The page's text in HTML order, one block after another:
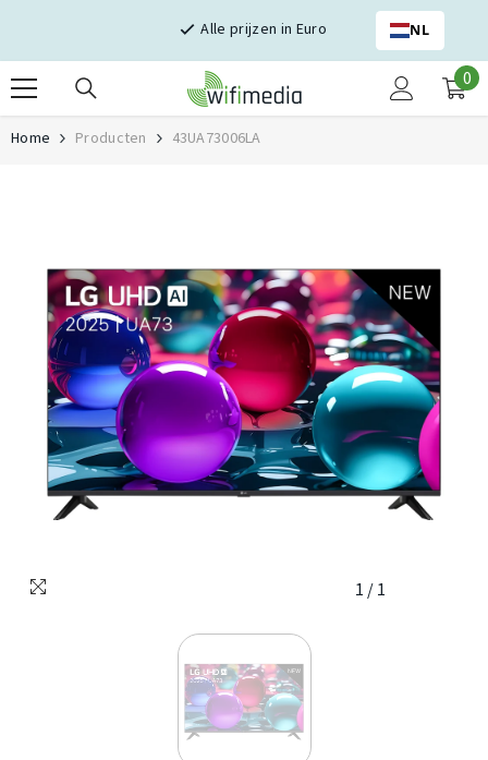
Alle prijzen in Euro NL
0
0
Home Producten 43UA73006LA
1 / 1